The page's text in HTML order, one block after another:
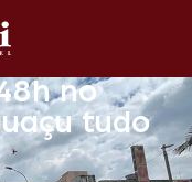
no
tudo